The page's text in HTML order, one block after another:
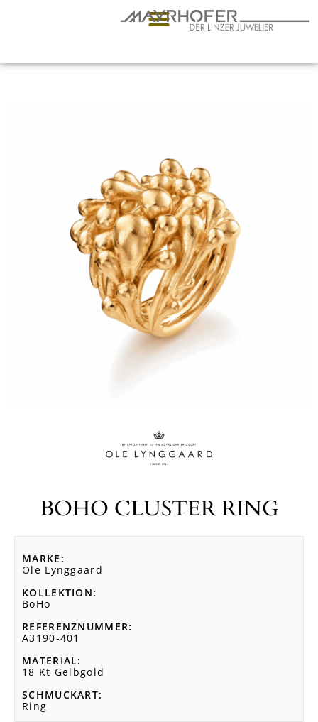
BOHO CLUSTER RING
MARKE
Ole Lynggaard
KOLLEKTION
BoHo
REFERENZNUMMER
A3190-401
MATERIAL
18 Kt Gelbgold
SCHMUCKART
Ring